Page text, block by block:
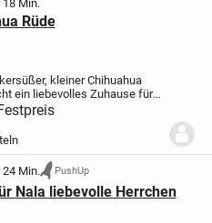
18 Min.
Rüde
kleiner Chihuahua
ein liebevolles Zuhause für
Welpe ist am 06.05.2026
Er wächst mit seinem
bei uns in der Familie
er...
24 Min. PushUp
Nala liebevolle Herrchen